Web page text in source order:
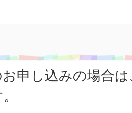
申し込みの場合